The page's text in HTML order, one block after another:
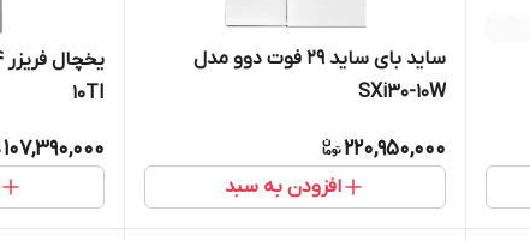
ساید بای ساید 29 فوت دوو مدل
SXi30-10W
220,950,000
افزودن به سبد
10TI
107,390,000